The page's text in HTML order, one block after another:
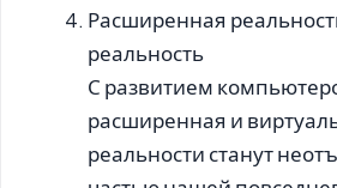
Расширенная
реальность
С развитием
расширенная и
реальности станут